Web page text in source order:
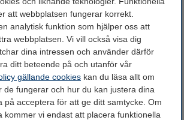
att webbplatsen fungerar korrekt.
analytisk funktion som hjälper oss att
webbplatsen. Vi vill också visa dig
dina intressen och använder därför
ditt beteende på och utanför vår
gällande cookies kan du läsa allt om
de fungerar och hur du kan justera dina
på acceptera för att ge ditt samtycke. Om
kommer vi endast att placera funktionella
Svart
30 - 60 °C
PETG
± 0,05 mm
220 - 250 °C